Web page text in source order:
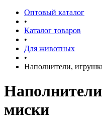
Оптовый каталог
•
Каталог товаров
•
Для животных
•
Наполнители,
миски